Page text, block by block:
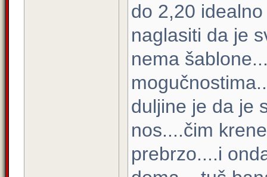
do 2,20
naglasiti da je
nema
duljine je da je
nos....čim
prebrzo....i